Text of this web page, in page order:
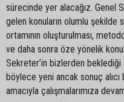
sürecinde yer alacağız. Genel
gelen konuların olumlu şekilde
ortamının oluşturulması,
ve daha sonra öze yönelik
Sekreter’in bizlerden beklediği
böylece yeni ancak sonuç alıcı
amacıyla çalışmalarımıza